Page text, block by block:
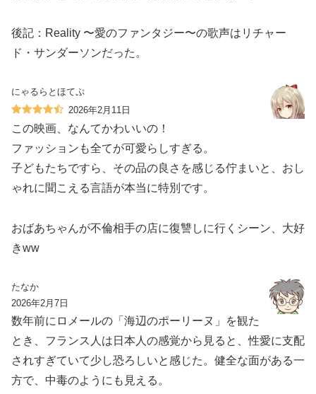
後記：Reality 〜愛のファンタジー〜の歌声はリチャー
ド・サンダーソンだった。
にゃるらとほてぷ
2026年2月11日
この映画、なんてかわいいの！
ファッションも全てが可愛らしすぎる。
子どもたちですら、その品の良さを感じる佇まいと、おし
ゃれに聞こえる言語が本当に特別です。
おばあちゃんが不倫相手の店に復讐しに行くシーン、大好
きww
たなか
2026年2月7日
数年前にロメールの「海辺のポーリーヌ」を観た
とき、フランス人は日本人の感覚から見ると、性愛に支配
されすぎていて少し恐ろしいと感じた。健全な面がある一
方で、中毒のようにも見える。